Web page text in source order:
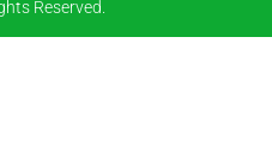
Reserved.